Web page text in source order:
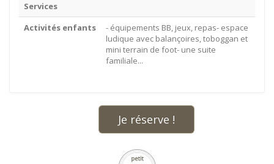
Services
Activités enfants
- équipements BB, jeux, repas- espace
ludique avec balançoires, toboggan et
mini terrain de foot- une suite
familiale...
Je réserve !